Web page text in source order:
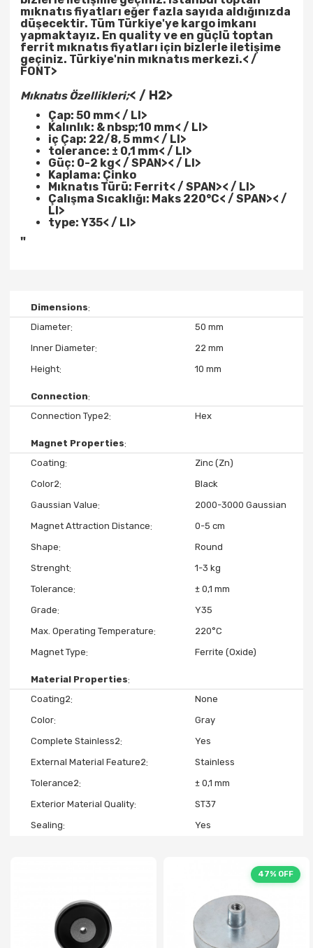
mıknatısfiyatları eğer fazla sayıda aldığınızda
düşecektir. Tüm Türkiye'ye kargo imkanı
yapmaktayız. En quality ve en güçlü toptan
ferrit mıknatısfiyatları için bizlerle iletişime
geçiniz. Türkiye'nin mıknatıs merkezi.< /
FONT>
Mıknatıs Özellikleri;< / H2>
Çap: 50 mm< / LI>
Kalınlık: & nbsp;10 mm< / LI>
iç Çap: 22/8, 5 mm< / LI>
tolerance: ± 0,1 mm< / LI>
Güç: 0-2 kg< / SPAN>< / LI>
Kaplama: Çinko
Mıknatıs Türü: Ferrit< / SPAN>< / LI>
Çalışma Sıcaklığı: Maks 220°C< / SPAN>< /
LI>
type: Y35< / LI>
"
Dimensions
Diameter
50 mm
Inner Diameter
22 mm
Height
10 mm
Connection
Connection Type2
Hex
Magnet Properties
Coating
Zinc (Zn)
Color2
Black
Gaussian Value
2000-3000 Gaussian
Magnet Attraction Distance
0-5 cm
Shape
Round
Strenght
1-3 kg
Tolerance
± 0,1 mm
Grade
Y35
Max. Operating Temperature
220°C
Magnet Type
Ferrite (Oxide)
Material Properties
Coating2
None
Color
Gray
Complete Stainless2
Yes
External Material Feature2
Stainless
Tolerance2
± 0,1 mm
Exterior Material Quality
ST37
Sealing
Yes
47% OFF